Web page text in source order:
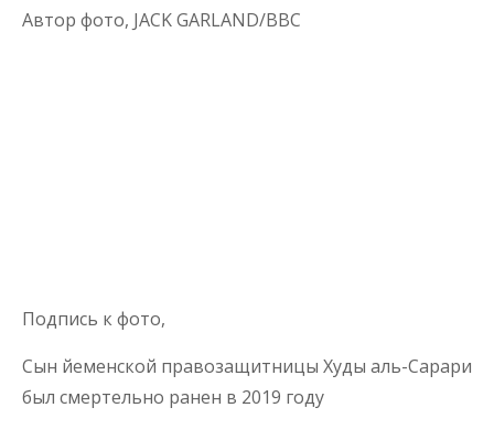
Автор фото, JACK GARLAND/BBC
Подпись к фото,
Сын йеменской правозащитницы Худы аль-Сарари
был смертельно ранен в 2019 году